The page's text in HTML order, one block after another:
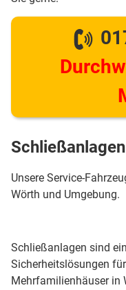
Schließanlagen
Unsere Service-
Wörth und Umgebung.
Schließanlagen sind
Sicherheitslösungen
Mehrfamilienhäuser in